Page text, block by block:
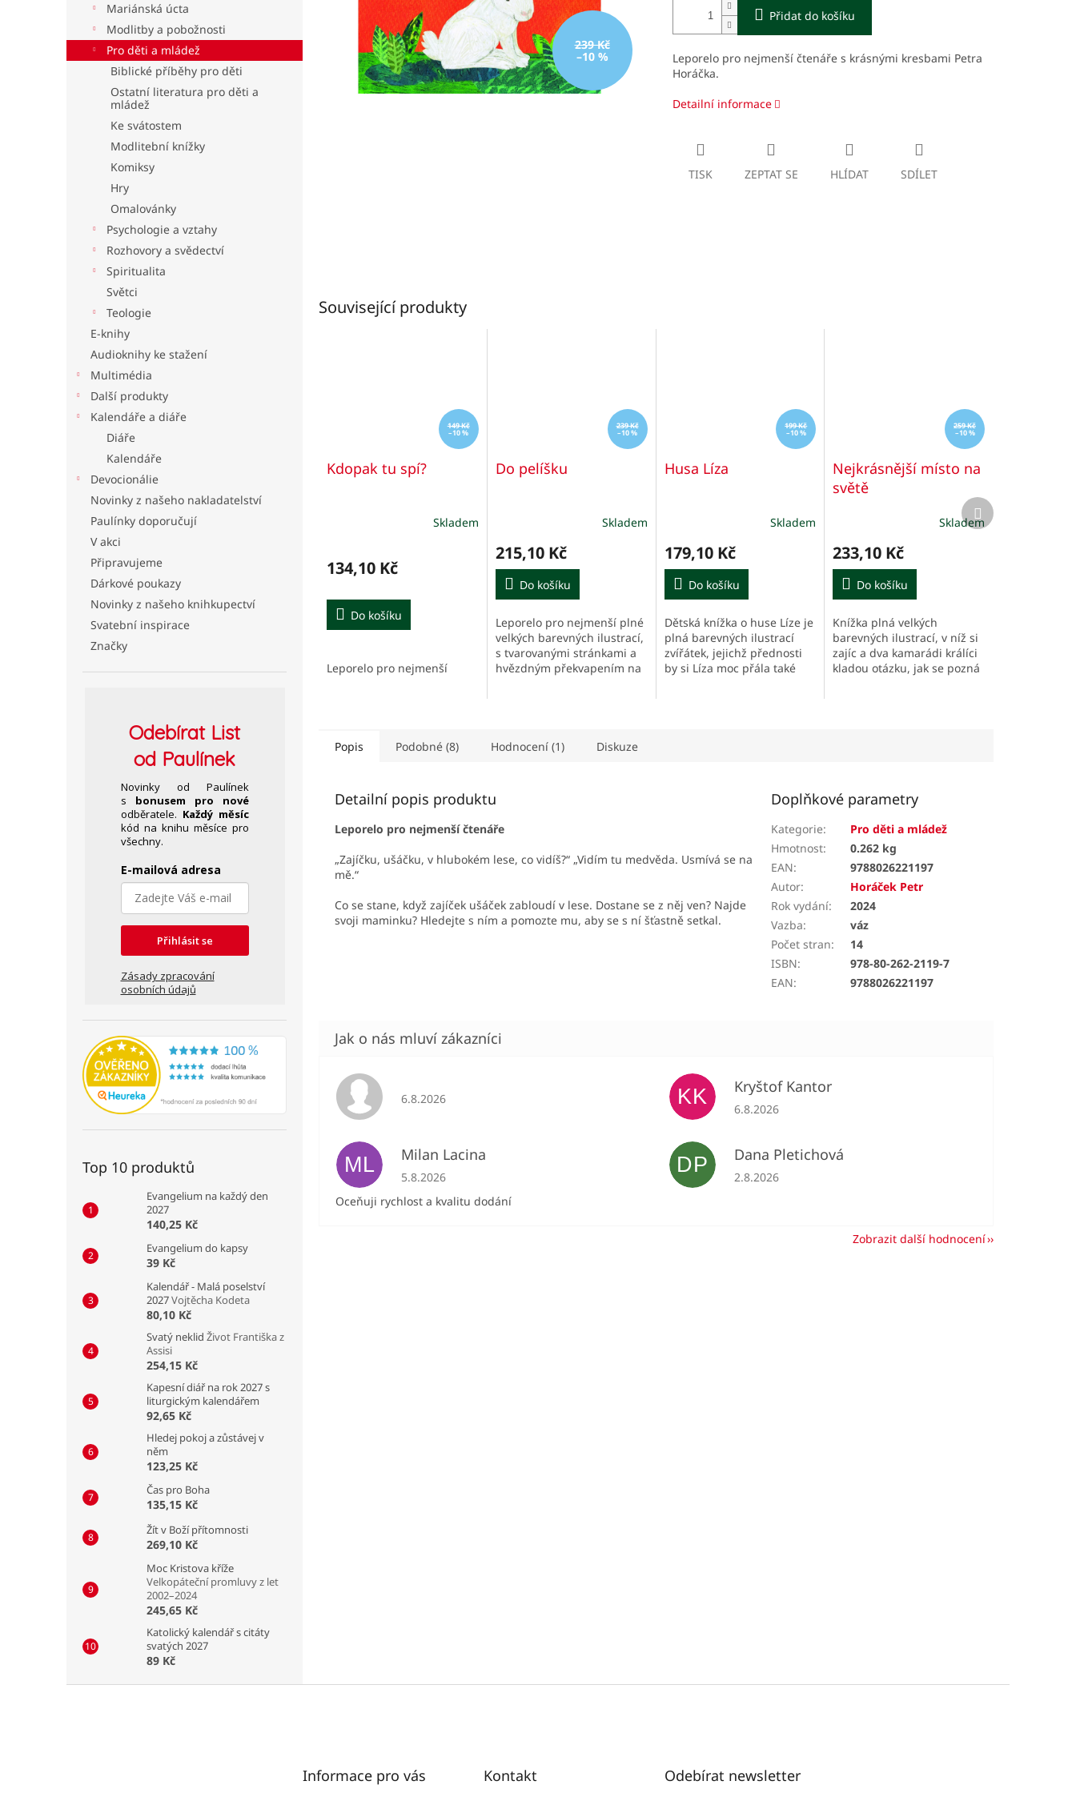
Mariánská úcta
Modlitby a pobožnosti
Pro děti a mládež
Biblické příběhy pro děti
Ostatní literatura pro děti a
mládež
Ke svátostem
Modlitební knížky
Komiksy
Hry
Omalovánky
Psychologie a vztahy
Rozhovory a svědectví
Spiritualita
Světci
Teologie
E-knihy
Audioknihy ke stažení
Multimédia
Další produkty
Kalendáře a diáře
Diáře
Kalendáře
Devocionálie
Novinky z našeho nakladatelství
Paulínky doporučují
V akci
Připravujeme
Dárkové poukazy
Novinky z našeho knihkupectví
Svatební inspirace
Značky
OdebíratList
od Paulínek
Novinky od Paulínek
s bonusem pro nové
odběratele. Každý měsíc
kód na knihu měsíce pro
všechny.
E-mailová adresa
Přihlásit se
Zásady zpracování
osobních údajů
Top 10 produktů
Evangelium na každý den
2027
140,25 Kč
Evangelium do kapsy
39 Kč
Kalendář - Malá poselství
2027Vojtěcha Kodeta
80,10 Kč
Svatý neklid Život Františka z
Assisi
254,15 Kč
Kapesní diář na rok 2027 s
liturgickým kalendářem
92,65 Kč
Hledej pokoj a zůstávej v
něm
123,25 Kč
Čas pro Boha
135,15 Kč
Žít v Boží přítomnosti
269,10 Kč
Moc Kristova kříže
Velkopáteční promluvy z let
2002–2024
245,65 Kč
Katolický kalendář s citáty
svatých 2027
89 Kč
239 Kč
–10 %
Přidat do košíku
Leporelo pro nejmenší čtenáře s krásnými kresbami Petra
Horáčka.
Detailní informace
TISK ZEPTAT SE HLÍDAT SDÍLET
Související produkty
149 Kč
–10 %
Kdopak tu spí?
Skladem
134,10 Kč
Do košíku
Leporelo pro nejmenší
239 Kč
–10 %
Do pelíšku
Skladem
215,10 Kč
Do košíku
Leporelo pro nejmenší plné
velkých barevných ilustrací,
s tvarovanými stránkami a
hvězdným překvapením na
199 Kč
–10 %
Husa Líza
Skladem
179,10 Kč
Do košíku
Dětská knížka o huse Líze je
plná barevných ilustrací
zvířátek, jejichž přednosti
by si Líza moc přála také
259 Kč
–10 %
Nejkrásnější místo na
světě
Skladem
233,10 Kč
Do košíku
Knížka plná velkých
barevných ilustrací, v níž si
zajíc a dva kamarádi králíci
kladou otázku, jak se pozná
Další
produkt
Popis Podobné (8) Hodnocení (1) Diskuze
Detailní popis produktu
Leporelo pro nejmenší čtenáře
„Zajíčku, ušáčku, v hlubokém lese, co vidíš?“ „Vidím tu medvěda. Usmívá se na
mě.“
Co se stane, když zajíček ušáček zabloudí v lese. Dostane se z něj ven? Najde
svoji maminku? Hledejte s ním a pomozte mu, aby se s ní šťastně setkal.
Doplňkové parametry
Kategorie:
Pro děti a mládež
Hmotnost:
0.262 kg
EAN:
9788026221197
Autor:
Horáček Petr
Rok vydání:
2024
Vazba:
váz
Počet stran:
14
ISBN:
978-80-262-2119-7
EAN: 9788026221197
Hodnocení obchodu je 5 z 5 hvězdiček.
6.8.2026 KK Kryštof Kantor
Hodnocení obchodu je 5 z 5 hvězdiček.
6.8.2026
ML Milan Lacina
Hodnocení obchodu je 5 z 5 hvězdiček.
5.8.2026
Oceňuji rychlost a kvalitu dodání
DP Dana Pletichová
Hodnocení obchodu je 5 z 5 hvězdiček.
2.8.2026
Zobrazit další hodnocení
Informace pro vás Kontakt Odebírat newsletter